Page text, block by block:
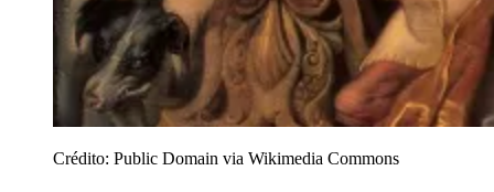
Crédito: Public Domain via Wikimedia Commons